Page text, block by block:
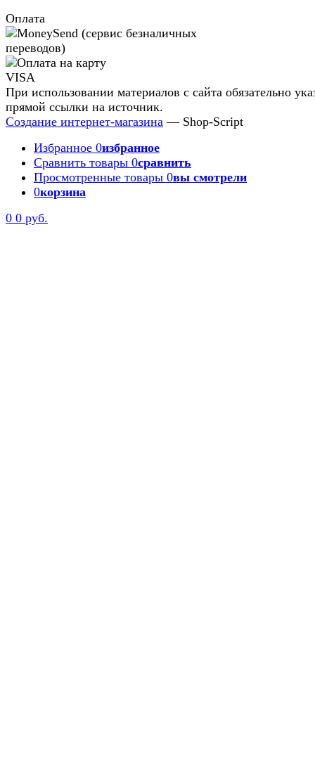
Оплата
При использовании материалов с сайта обязательно
прямой ссылки на источник.
Создание интернет-магазина — Shop-Script
Избранное 0избранное
Сравнить товары 0сравнить
Просмотренные товары 0вы смотрели
0корзина
0 0 руб.